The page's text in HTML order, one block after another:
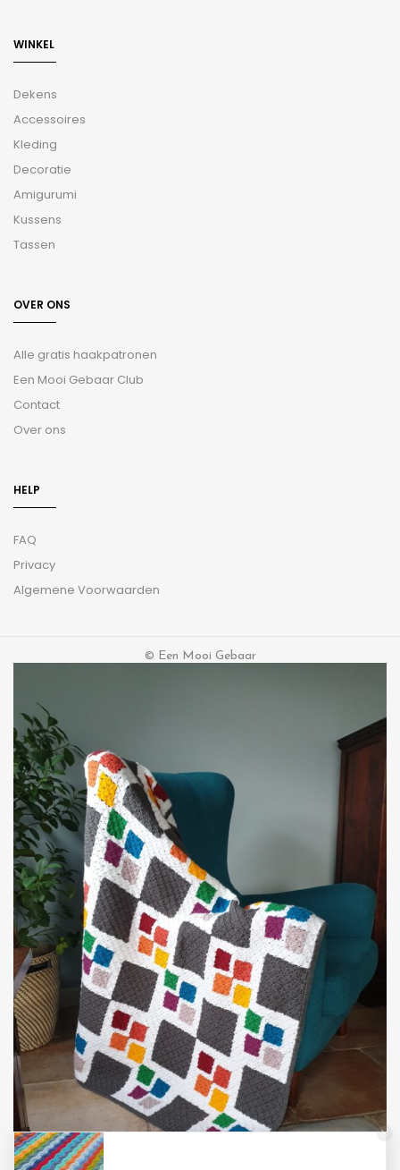
WINKEL
Dekens
Accessoires
Kleding
Decoratie
Amigurumi
Kussens
Tassen
OVER ONS
Alle gratis haakpatronen
Een Mooi Gebaar Club
Contact
Over ons
HELP
FAQ
Privacy
Algemene Voorwaarden
© Een Mooi Gebaar